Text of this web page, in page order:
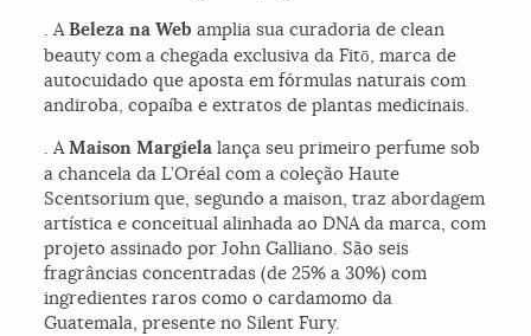
. ABeleza na Web amplia sua curadoria de clean
beauty com a chegada exclusiva da Fitō, marca de
autocuidado que aposta em fórmulas naturais com
andiroba, copaíba e extratos de plantas medicinais.
. AMaison Margiela lança seu primeiro perfume sob
a chancela da L’Oréal com a coleção Haute
Scentsorium que, segundo a maison, traz abordagem
artística e conceitual alinhada ao DNA da marca, com
projeto assinado por John Galliano. São seis
fragrâncias concentradas (de 25% a 30%) com
ingredientes raros como o cardamomo da
Guatemala, presente no Silent Fury.